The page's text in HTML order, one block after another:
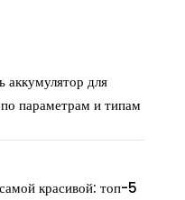
аккумулятор для
параметрам и типам
красивой: топ-5